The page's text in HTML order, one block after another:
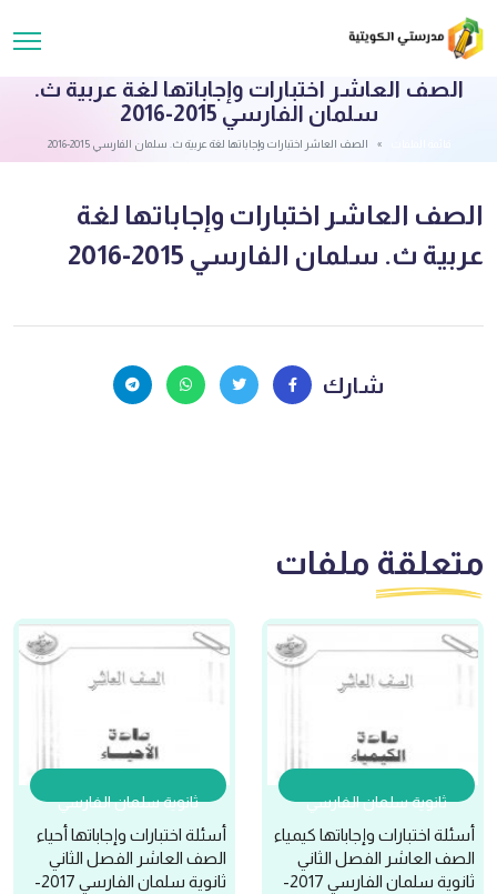
الصف العاشر اختبارات وإجاباتها لغة عربية ث.
سلمان الفارسي 2015-2016
الصف العاشر اختبارات وإجاباتها لغة عربية ث. سلمان الفارسي 2015-2016
الصف العاشر اختبارات وإجاباتها لغة
عربية ث. سلمان الفارسي 2015-2016
شارك
متعلقة ملفات
ثانوية سلمان الفارسي
أسئلة اختبارات وإجاباتها كيمياء
الصف العاشر الفصل الثاني
ثانوية سلمان الفارسي 2017-
ثانوية سلمان الفارسي
أسئلة اختبارات وإجاباتها أحياء
الصف العاشر الفصل الثاني
ثانوية سلمان الفارسي 2017-